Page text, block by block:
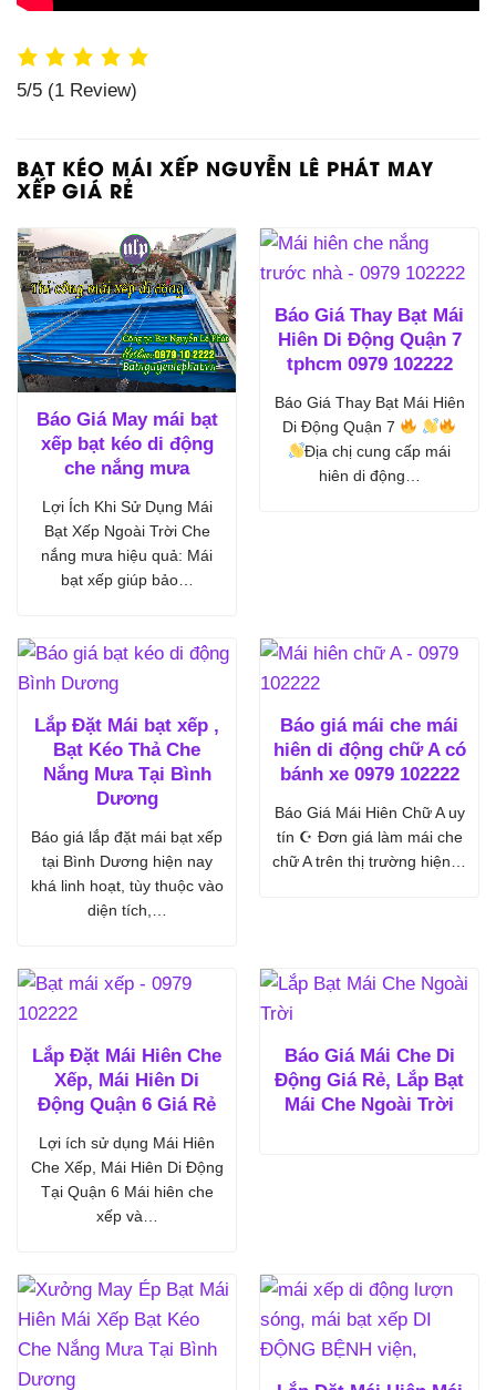
5/5 (1 Review)
BẠT KÉO MÁI XẾP NGUYỄN LÊ PHÁT MAY
XẾP GIÁ RẺ
Báo Giá May mái bạt
xếp bạt kéo di động
che nắng mưa
Lợi Ích Khi Sử Dụng Mái
Bạt Xếp Ngoài Trời Che
nắng mưa hiệu quả: Mái
bạt xếp giúp bảo…
Báo Giá Thay Bạt Mái
Hiên Di Động Quận 7
tphcm 0979 102222
Báo Giá Thay Bạt Mái Hiên
Di Động Quận 7
Địa chị cung cấp mái
hiên di động…
Lắp Đặt Mái bạt xếp ,
Bạt Kéo Thả Che
Nắng Mưa Tại Bình
Dương
Báo giá lắp đặt mái bạt xếp
tại Bình Dương hiện nay
khá linh hoạt, tùy thuộc vào
diện tích,…
Báo giá mái che mái
hiên di động chữ A có
bánh xe 0979 102222
Báo Giá Mái Hiên Chữ A uy
tín ☪ Đơn giá làm mái che
chữ A trên thị trường hiện…
Lắp Đặt Mái Hiên Che
Xếp, Mái Hiên Di
Động Quận 6 Giá Rẻ
Lợi ích sử dụng Mái Hiên
Che Xếp, Mái Hiên Di Động
Tại Quận 6 Mái hiên che
xếp và…
Báo Giá Mái Che Di
Động Giá Rẻ, Lắp Bạt
Mái Che Ngoài Trời